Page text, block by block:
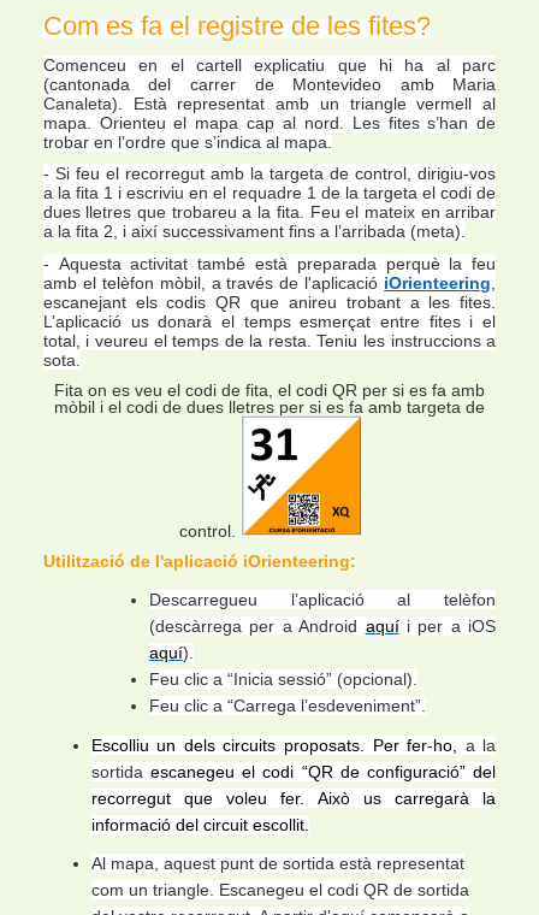
Com es fa el registre de les fites?
Comenceu en el cartell explicatiu que hi ha al parc
(cantonada del carrer de Montevideo amb Maria
Canaleta). Està representat amb un triangle vermell al
mapa. Orienteu el mapa cap al nord. Les fites s’han de
trobar en l’ordre que s’indica al mapa.
- Si feu el recorregut amb la targeta de control, dirigiu-vos
a la fita 1 i escriviu en el requadre 1 de la targeta el codi de
dues lletres que trobareu a la fita. Feu el mateix en arribar
a la fita 2, i així successivament fins a l’arribada (meta).
- Aquesta activitat també està preparada perquè la feu
amb el telèfon mòbil, a través de l'aplicació iOrienteering
escanejant els codis QR que anireu trobant a les fites.
L’aplicació us donarà el temps esmerçat entre fites i el
total, i veureu el temps de la resta. Teniu les instruccions a
sota.
Fita on es veu el codi de fita, el codi QR per si es fa amb
mòbil i el codi de dues lletres per si es fa amb targeta de
control.
Utilització de l'aplicació iOrienteering:
Descarregueu l’aplicació al telèfon
(descàrrega per a Android aquíi per a iOS
aquí).
Feu clic a “Inicia sessió” (opcional).
Feu clic a “Carrega l’esdeveniment”.
Escolliu un dels circuits proposats. Per fer-ho, a la
sortidaescanegeu el codi “QR de configuració” del
recorregut que voleu fer. Això us carregarà la
informació del circuit escollit.
Al mapa, aquest punt de sortida està representat
com un triangle. Escanegeu el codi QR de sortida